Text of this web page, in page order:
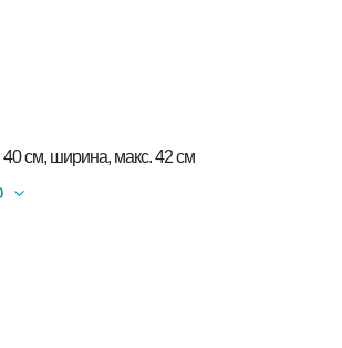
см, ширина, макс. 42 см